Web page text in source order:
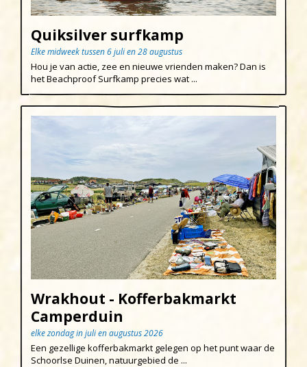
Pasen
Koningsdag
Egmond aan den Hoef
Egmond-Binnen
Egmond aan Zee
Hargen aan Zee
Heerhugowaard
Heiloo
Limmen
Regio
Schoorl
Uitgeest
Wijk aan Zee
Quiksilver surfkamp
Elke midweek tussen 6 juli en 28 augustus
Hou je van actie, zee en nieuwe vrienden maken? Dan is
het Beachproof Surfkamp precies wat ...
Wrakhout - Kofferbakmarkt
Camperduin
elke zondag in juli en augustus 2026
Een gezellige kofferbakmarkt gelegen op het punt waar de
Schoorlse Duinen, natuurgebied de ...